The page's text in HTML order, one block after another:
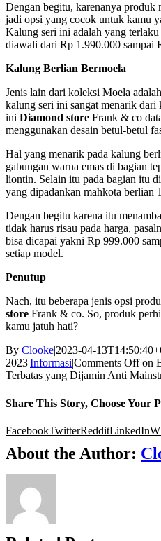
Dengan begitu, karenanya
jadi opsi yang cocok untuk kamu
Kalung seri ini adalah yang
diawali dari Rp 1.990.000 sampai
Kalung Berlian Bermoela
Jenis lain dari koleksi Moela
kalung seri ini sangat menarik
ini Diamond store Frank & co
menggunakan desain betul-betul
Hal yang menarik pada kalung
gabungan warna emas di bagian
liontin. Selain itu pada bagian itu
yang dipadankan mahkota berlian
Dengan begitu karena itu
tidak harus risau pada harga,
bisa dicapai yakni Rp 999.000
setiap model.
Penutup
Nach, itu beberapa jenis opsi
store Frank & co. So, produk
kamu jatuh hati?
By Clooke|2023-04-
2023|Informasi|Comments Offon
Terbatas yang Dijamin Anti
Share This Story, Choose Your
FacebookTwitterRedditLinkedIn
About the Author: